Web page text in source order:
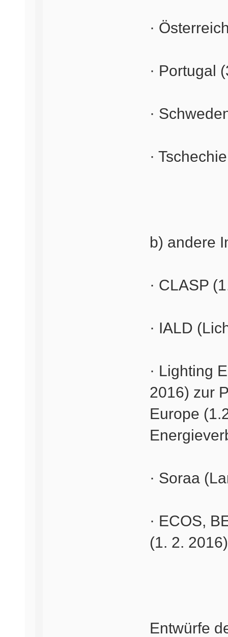
·
· Portugal
·
·
b) andere
· CLASP
· IALD
· Lighting
2016) zur
Europe
· Soraa
· ECOS,
(1. 2. 2016)
Entwürfe